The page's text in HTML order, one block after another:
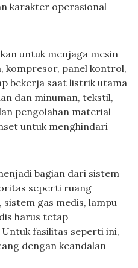
karakter operasional
untuk menjaga mesin
kompresor, panel kontrol,
bekerja saat listrik utama
dan minuman, tekstil,
pengolahan material
untuk menghindari
bagian dari sistem
seperti ruang
gas medis, lampu
harus tetap
fasilitas seperti ini,
dengan keandalan